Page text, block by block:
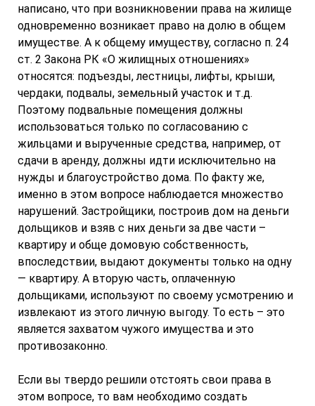
написано, что при возникновении права на жилище
одновременно возникает право на долю в общем
имуществе. А к общему имуществу, согласно п. 24
ст. 2 Закона РК «О жилищных отношениях»
относятся: подъезды, лестницы, лифты, крыши,
чердаки, подвалы, земельный участок и т.д.
Поэтому подвальные помещения должны
использоваться только по согласованию с
жильцами и вырученные средства, например, от
сдачи в аренду, должны идти исключительно на
нужды и благоустройство дома. По факту же,
именно в этом вопросе наблюдается множество
нарушений. Застройщики, построив дом на деньги
дольщиков и взяв с них деньги за две части –
квартиру и обще домовую собственность,
впоследствии, выдают документы только на одну
— квартиру. А вторую часть, оплаченную
дольщиками, используют по своему усмотрению и
извлекают из этого личную выгоду. То есть – это
является захватом чужого имущества и это
противозаконно.
Если вы твердо решили отстоять свои права в
этом вопросе, то вам необходимо создать